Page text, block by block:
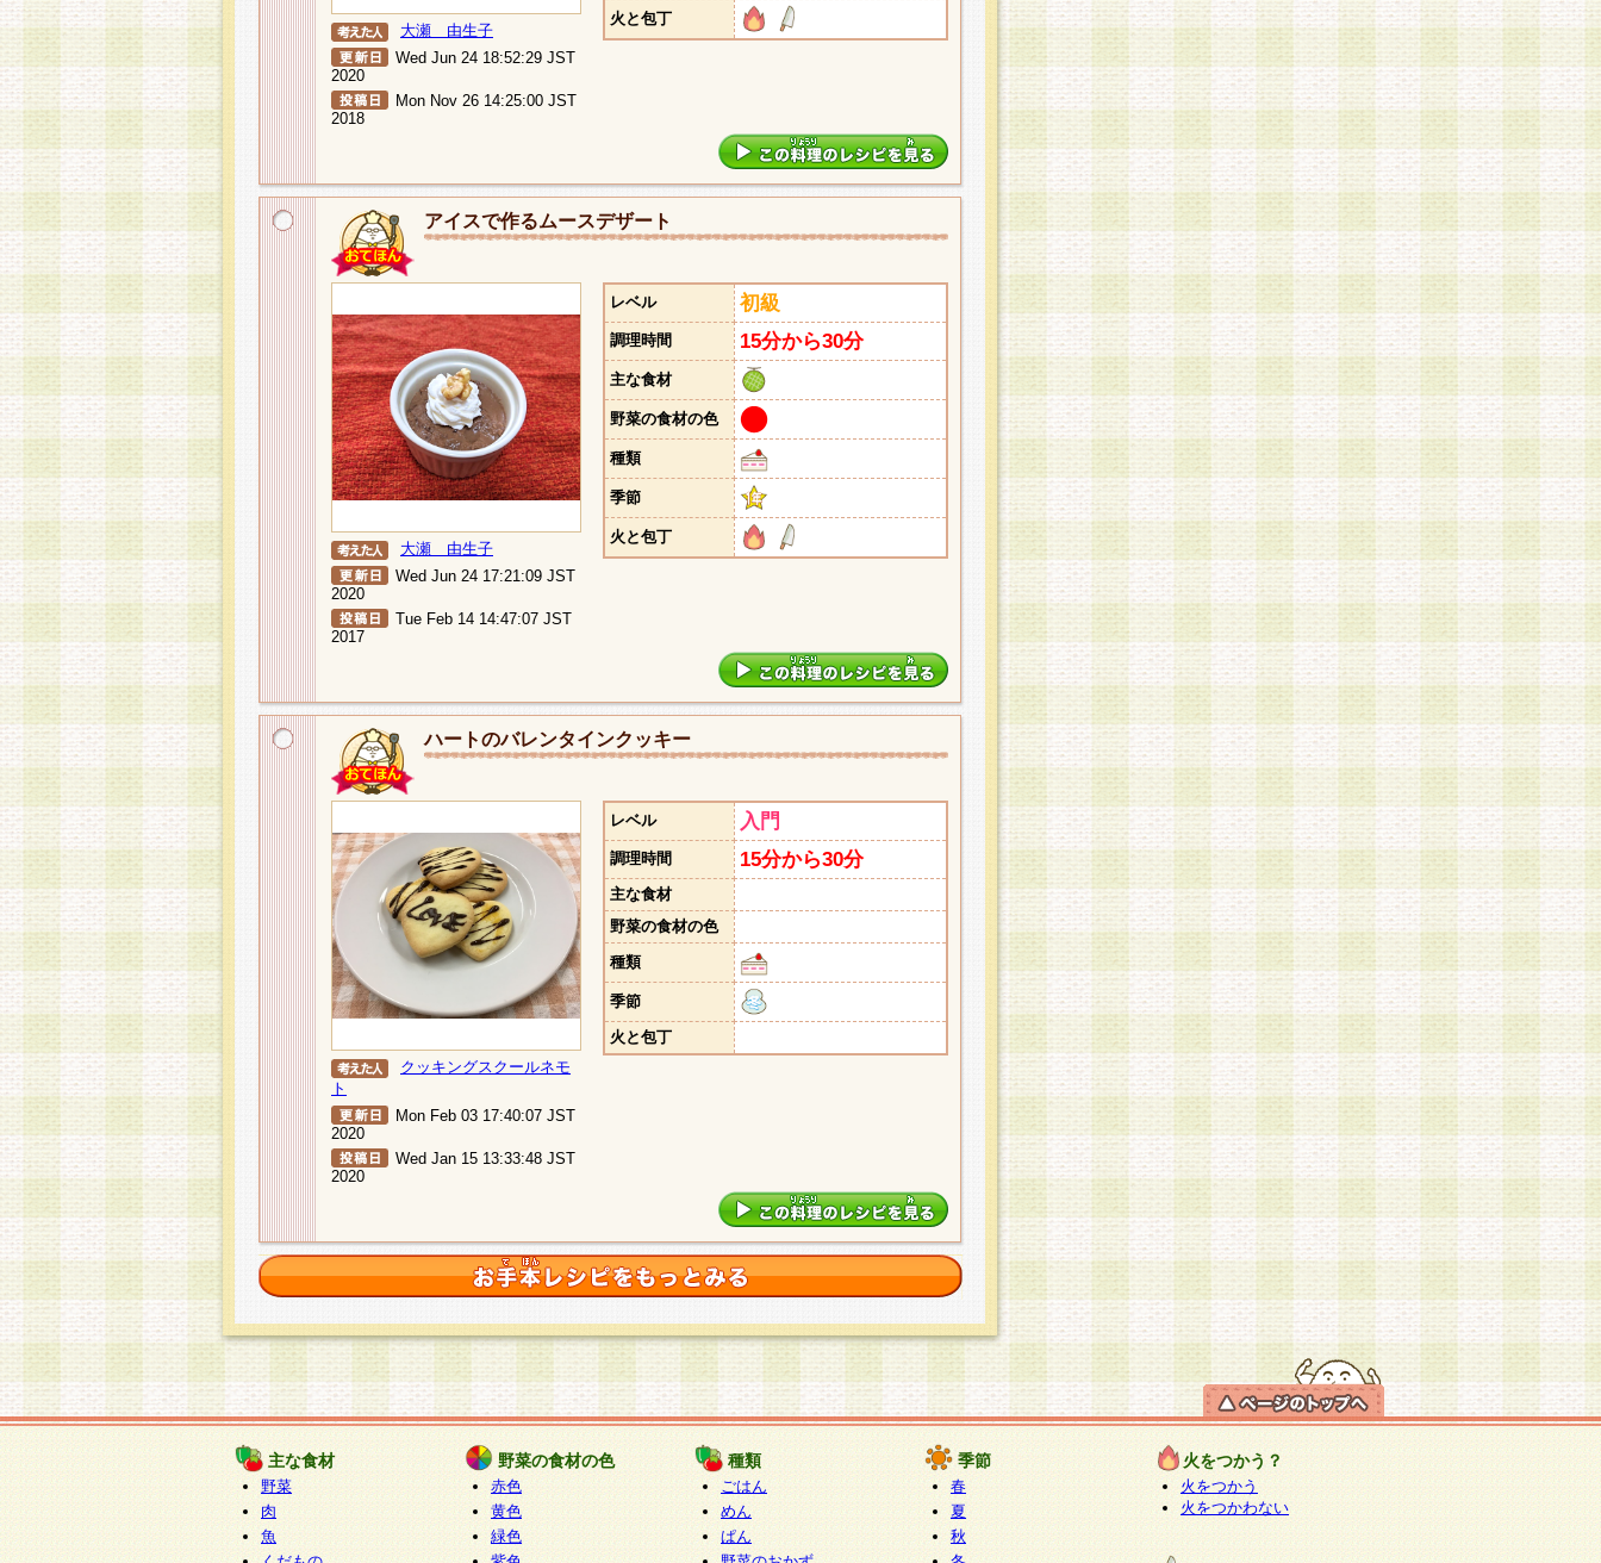
大瀬 由生子
Wed Jun 24 18:52:29 JST
2020
Mon Nov 26 14:25:00 JST
2018
火と包丁
アイスで作るムースデザート
大瀬 由生子
Wed Jun 24 17:21:09 JST
2020
Tue Feb 14 14:47:07 JST
2017
レベル 初級
調理時間 15分から30分
主な食材
野菜の食材の色
種類
季節
火と包丁
ハートのバレンタインクッキー
クッキングスクールネモ
ト
Mon Feb 03 17:40:07 JST
2020
Wed Jan 15 13:33:48 JST
2020
レベル 入門
調理時間 15分から30分
主な食材
野菜の食材の色
種類
季節
火と包丁
主な食材
野菜
肉
魚
野菜の食材の色
赤色
黄色
緑色
種類
ごはん
めん
ぱん
季節
春
夏
秋
火をつかう？
火をつかう
火をつかわない